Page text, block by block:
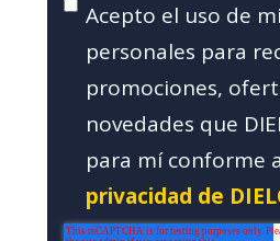
Acepto el uso de
personales para
promociones,
novedades que
para mí conforme
privacidad de